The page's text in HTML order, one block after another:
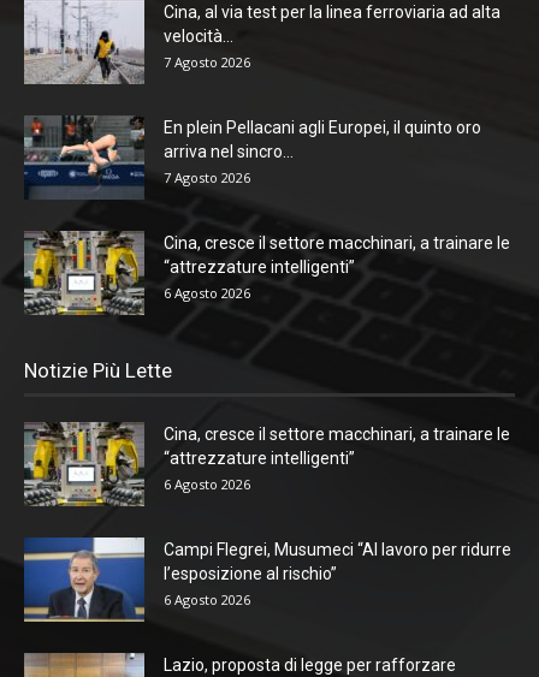
Cina, al via test per la linea ferroviaria ad alta
velocità...
7 Agosto 2026
En plein Pellacani agli Europei, il quinto oro
arriva nel sincro...
7 Agosto 2026
Cina, cresce il settore macchinari, a trainare le
“attrezzature intelligenti”
6 Agosto 2026
Notizie Più Lette
Cina, cresce il settore macchinari, a trainare le
“attrezzature intelligenti”
6 Agosto 2026
Campi Flegrei, Musumeci “Al lavoro per ridurre
l’esposizione al rischio”
6 Agosto 2026
Lazio, proposta di legge per rafforzare